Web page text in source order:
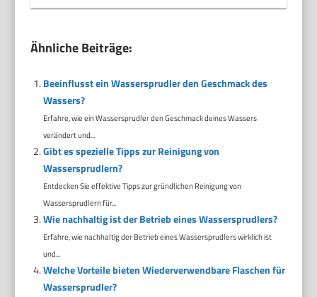
Ähnliche Beiträge:
Beeinflusst ein Wassersprudler den Geschmack des
Wassers?
Erfahre, wie ein Wassersprudler den Geschmack deines Wassers
verändert und...
Gibt es spezielle Tipps zur Reinigung von
Wassersprudlern?
Entdecken Sie effektive Tipps zur gründlichen Reinigung von
Wassersprudlern für...
Wie nachhaltig ist der Betrieb eines Wassersprudlers?
Erfahre, wie nachhaltig der Betrieb eines Wassersprudlers wirklich ist
und...
Welche Vorteile bieten Wiederverwendbare Flaschen für
Wassersprudler?